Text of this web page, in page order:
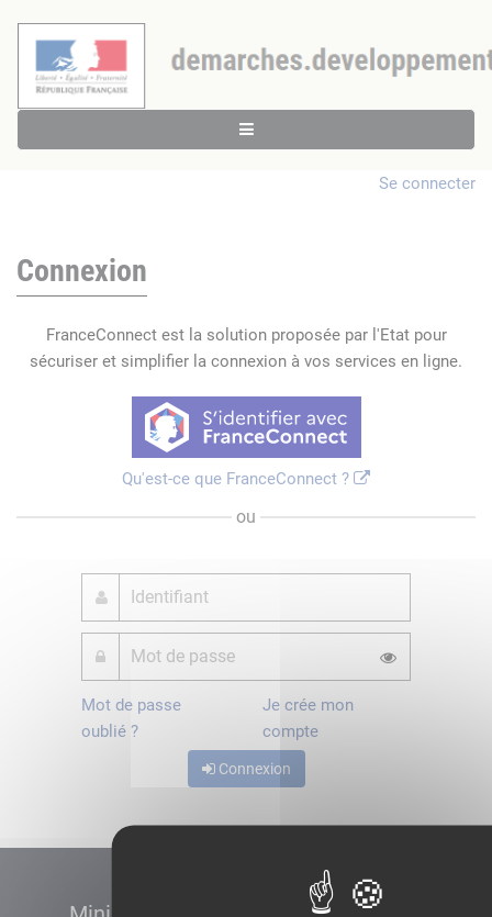
Se connecter
Connexion
FranceConnect est la solution proposée par l'Etat pour
sécuriser et simplifier la connexion à vos services en ligne.
Qu'est-ce que FranceConnect ?
ou
Mot de passe
oublié ?
Je crée mon
compte
Connexion